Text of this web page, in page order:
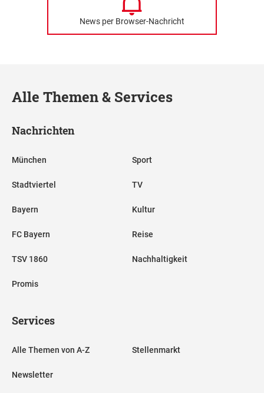
News per Browser-Nachricht
Alle Themen & Services
Nachrichten
München
Stadtviertel
Bayern
FC Bayern
TSV 1860
Promis
Sport
TV
Kultur
Reise
Nachhaltigkeit
Services
Alle Themen von A-Z
Newsletter
Stellenmarkt